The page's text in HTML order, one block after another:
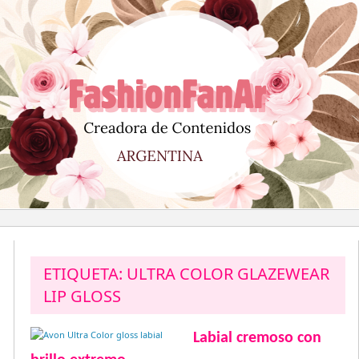
al
contenido
ETIQUETA: ULTRA COLOR GLAZEWEAR
LIP GLOSS
Labial cremoso con